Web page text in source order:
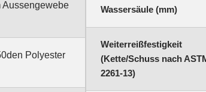
Aussengewebe
Polyester
Wassersäule (mm)
Weiterreißfestigkeit
(Kette/Schuss nach
2261-13)